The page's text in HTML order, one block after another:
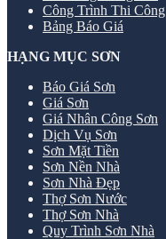
Công Trình Thi Công
Bảng Báo Giá
HẠNG MỤC SƠN
Báo Giá Sơn
Giá Sơn
Giá Nhân Công Sơn
Dịch Vụ Sơn
Sơn Mặt Tiền
Sơn Nền Nhà
Sơn Nhà Đẹp
Thợ Sơn Nước
Thợ Sơn Nhà
Quy Trình Sơn Nhà